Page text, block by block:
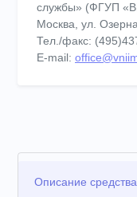
службы» (ФГУП
Москва, ул.
Тел./факс:
E-mail:
Описание